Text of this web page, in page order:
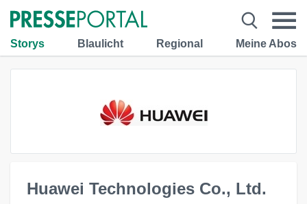
Storys Blaulicht Regional Meine Abos
Huawei Technologies Co., Ltd.